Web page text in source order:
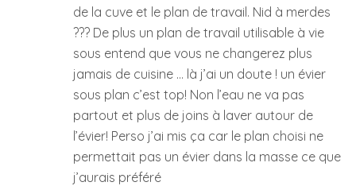
de la cuve et le plan de travail. Nid à merdes
??? De plus un plan de travail utilisable à vie
sous entend que vous ne changerez plus
jamais de cuisine … là j’ai un doute ! un évier
sous plan c’est top! Non l’eau ne va pas
partout et plus de joins à laver autour de
l’évier! Perso j’ai mis ça car le plan choisi ne
permettait pas un évier dans la masse ce que
j’aurais préféré